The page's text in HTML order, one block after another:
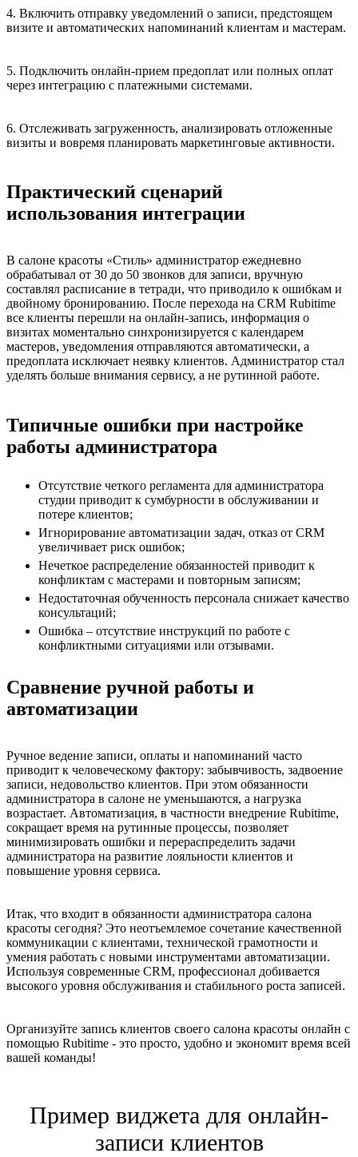
4. Включить отправку уведомлений о записи, предстоящем
визите и автоматических напоминаний клиентам и мастерам.
5. Подключить онлайн-прием предоплат или полных оплат
через интеграцию с платежными системами.
6. Отслеживать загруженность, анализировать отложенные
визиты и вовремя планировать маркетинговые активности.
Практический сценарий
использования интеграции
В салоне красоты «Стиль» администратор ежедневно
обрабатывал от 30 до 50 звонков для записи, вручную
составлял расписание в тетради, что приводило к ошибкам и
двойному бронированию. После перехода на CRM Rubitime
все клиенты перешли на онлайн-запись, информация о
визитах моментально синхронизируется с календарем
мастеров, уведомления отправляются автоматически, а
предоплата исключает неявку клиентов. Администратор стал
уделять больше внимания сервису, а не рутинной работе.
Типичные ошибки при настройке
работы администратора
Отсутствие четкого регламента для администратора
студии приводит к сумбурности в обслуживании и
потере клиентов;
Игнорирование автоматизации задач, отказ от CRM
увеличивает риск ошибок;
Нечеткое распределение обязанностей приводит к
конфликтам с мастерами и повторным записям;
Недостаточная обученность персонала снижает качество
консультаций;
Ошибка – отсутствие инструкций по работе с
конфликтными ситуациями или отзывами.
Сравнение ручной работы и
автоматизации
Ручное ведение записи, оплаты и напоминаний часто
приводит к человеческому фактору: забывчивость, задвоение
записи, недовольство клиентов. При этом обязанности
администратора в салоне не уменьшаются, а нагрузка
возрастает. Автоматизация, в частности внедрение Rubitime,
сокращает время на рутинные процессы, позволяет
минимизировать ошибки и перераспределить задачи
администратора на развитие лояльности клиентов и
повышение уровня сервиса.
Итак, что входит в обязанности администратора салона
красоты сегодня? Это неотъемлемое сочетание качественной
коммуникации с клиентами, технической грамотности и
умения работать с новыми инструментами автоматизации.
Используя современные CRM, профессионал добивается
высокого уровня обслуживания и стабильного роста записей.
Организуйте запись клиентов своего салона красоты онлайн с
помощью Rubitime - это просто, удобно и экономит время всей
вашей команды!
Пример виджета для онлайн-
записи клиентов